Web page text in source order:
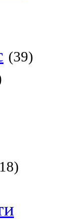
(39)